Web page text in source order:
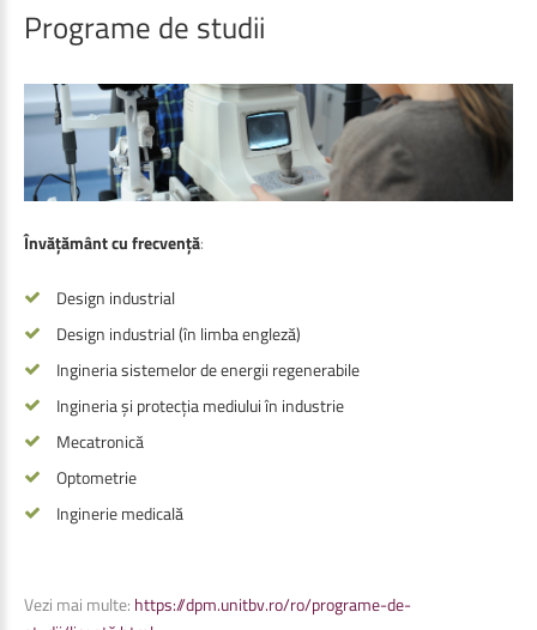
Programe de studii
Învățământ cu frecvență:
Design industrial
Design industrial (în limba engleză)
Ingineriasistemelor de energii regenerabile
Ingineriași protecția mediuluiîn industrie
Mecatronică
Optometrie
Inginerie medicală
Vezi mai multe: https://dpm.unitbv.ro/ro/programe-de-